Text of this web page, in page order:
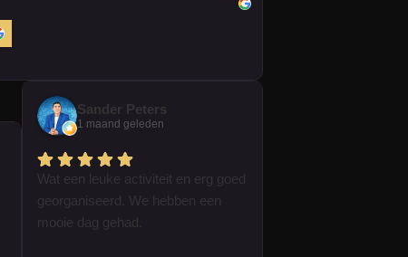
Sander Peters
1 maand geleden
Wat een leuke activiteit en erg goed
georganiseerd. We hebben een
mooie dag gehad.